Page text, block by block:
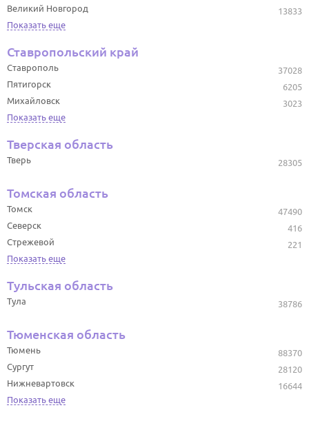
13833
Великий Новгород
Показать еще
Ставропольский край
37028
Ставрополь
6205
Пятигорск
3023
Михайловск
Показать еще
Тверская область
28305
Тверь
Томская область
47490
Томск
416
Северск
221
Стрежевой
Показать еще
Тульская область
38786
Тула
Тюменская область
88370
Тюмень
28120
Сургут
16644
Нижневартовск
Показать еще